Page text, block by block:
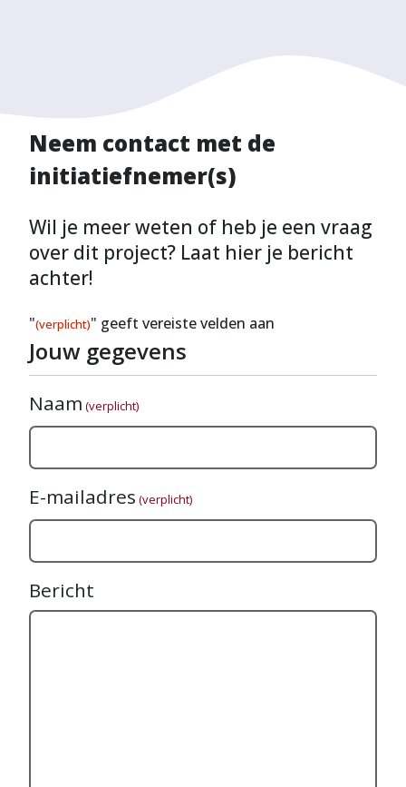
Neem contact met de
initiatiefnemer(s)
Wil je meer weten of heb je een vraag
over dit project? Laat hier je bericht
achter!
"(verplicht)" geeft vereiste velden aan
Jouw gegevens
Naam (verplicht)
E-mailadres (verplicht)
Bericht